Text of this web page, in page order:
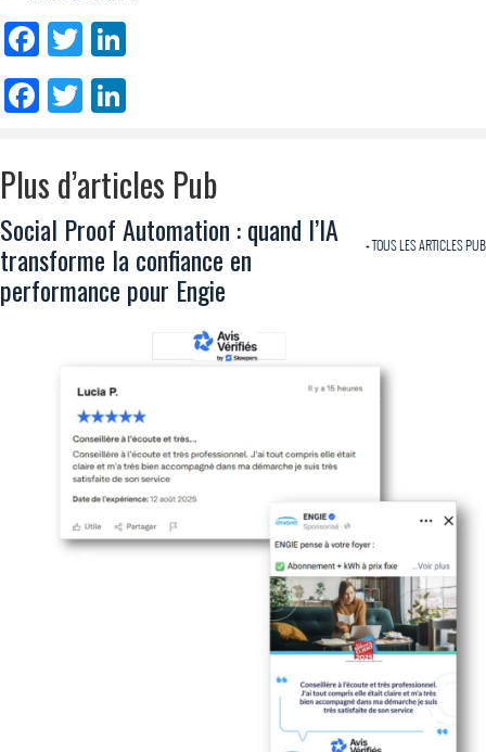
Facebook
Twitter
Facebook
Twitter
Plus d’articles Pub
+ TOUS LES ARTICLES PUB
Social Proof Automation : quand l’IA
transforme la confiance en
performance pour Engie